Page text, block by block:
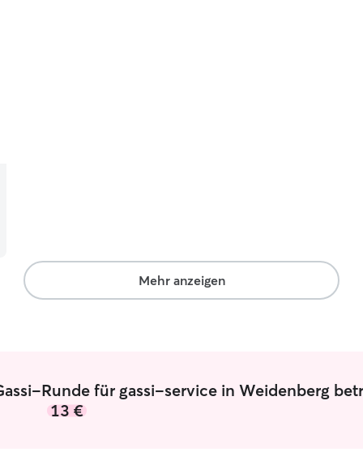
Mehr anzeigen
Runde für gassi-service in Weidenberg
13 €